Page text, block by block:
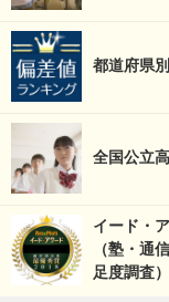
都道府県
全国公立
イード・
（塾・通
足度調査）